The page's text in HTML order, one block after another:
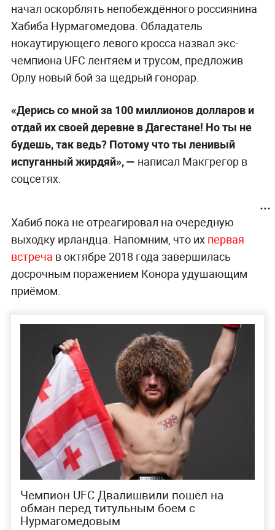
начал оскорблять непобеждённого россиянина
Хабиба Нурмагомедова. Обладатель
нокаутирующего левого кросса назвал экс-
чемпиона UFC лентяем и трусом, предложив
Орлу новый бой за щедрый гонорар.
«Дерись со мной за 100 миллионов долларов и
отдай их своей деревне в Дагестане! Но ты не
будешь, так ведь? Потому что ты ленивый
испуганный жирдяй», — написал Макгрегор в
соцсетях.
Хабиб пока не отреагировал на очередную
выходку ирландца. Напомним, что их первая
встреча в октябре 2018 года завершилась
досрочным поражением Конора удушающим
приёмом.
Чемпион UFC Двалишвили пошёл на
обман перед титульным боем с
Нурмагомедовым